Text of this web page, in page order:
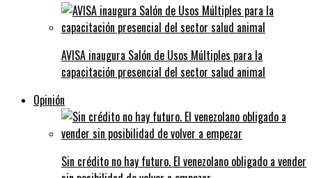
AVISA inaugura Salón de Usos Múltiples para la
capacitación presencial del sector salud animal
Opinión
Sin crédito no hay futuro. El venezolano obligado a vender